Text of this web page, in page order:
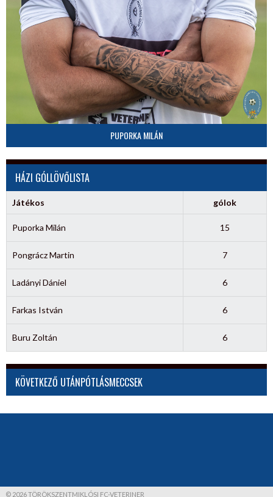
PUPORKA MILÁN
HÁZI GÓLLÖVŐLISTA
Játékos gólok
Puporka Milán 15
Pongrácz Martin 7
Ladányi Dániel 6
Farkas István 6
Buru Zoltán 6
KÖVETKEZŐ UTÁNPÓTLÁSMECCSEK
© 2026 TÖRÖKSZENTMIKLÓSI FC-VETERINER